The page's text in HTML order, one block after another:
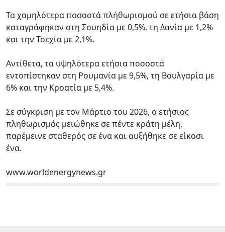
Τα χαμηλότερα ποσοστά πλήθωρισμού σε ετήσια βάση
καταγράφηκαν στη Σουηδία με 0,5%, τη Δανία με 1,2%
και την Τσεχία με 2,1%.
Αντίθετα, τα υψηλότερα ετήσια ποσοστά
εντοπίστηκαν στη Ρουμανία με 9,5%, τη Βουλγαρία με
6% και την Κροατία με 5,4%.
Σε σύγκριση με τον Μάρτιο του 2026, ο ετήσιος
πληθωρισμός μειώθηκε σε πέντε κράτη μέλη,
παρέμεινε σταθερός σε ένα και αυξήθηκε σε είκοσι
ένα.
www.worldenergynews.gr